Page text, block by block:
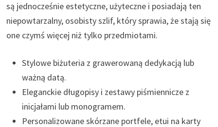
są jednocześnie estetyczne, użyteczne i posiadają ten
niepowtarzalny, osobisty szlif, który sprawia, że stają się
one czymś więcej niż tylko przedmiotami.
Stylowe biżuteria z grawerowaną dedykacją lub
ważną datą.
Eleganckie długopisy i zestawy piśmiennicze z
inicjałami lub monogramem.
Personalizowane skórzane portfele, etui na karty